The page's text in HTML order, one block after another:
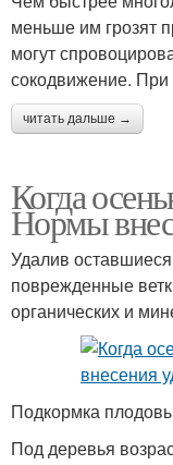
меньше им грозят
могут
сокодвижение.
читать дальше →
Когда
Нормы
Удалив
поврежденные
органических и
Подкормка
Под деревья